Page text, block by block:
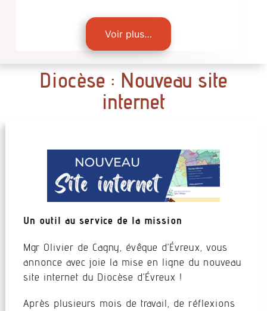
Voir plus…
Diocèse : Nouveau site
internet
Un outil au service de la mission
Mgr Olivier de Cagny, évêque d’Évreux, vous
annonce avec joie la mise en ligne du nouveau
site internet du Diocèse d’Évreux !
Après plusieurs mois de travail, de réflexions